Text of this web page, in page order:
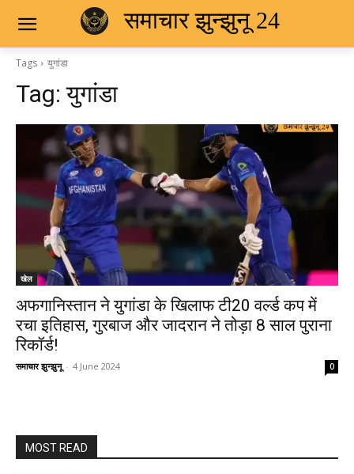
समाचार झुन्झुनू 24
Tags युगांडा
Tag:युगांडा
खेल
अफगानिस्तान ने युगांडा के खिलाफ टी20 वर्ल्ड कप में
रचा इतिहास, गुरबाज और जादरान ने तोड़ा 8 साल पुराना
रिकॉर्ड!
समाचार झुन्झुनू - 4 June 2024 0
MOST READ